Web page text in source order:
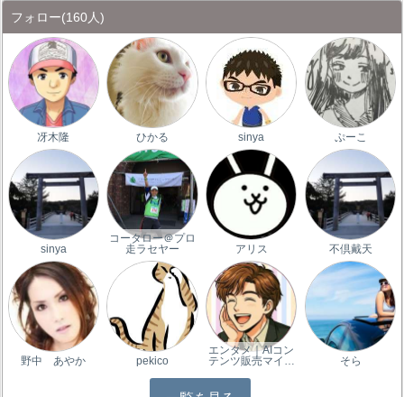
フォロー(160人)
冴木隆 ひかる sinya ぷーこ
sinya
コータロー＠プロ
走ラセヤー
アリス 不倶戴天
野中 あやか pekico
エンタメ｜AIコン
テンツ販売マイ…
そら